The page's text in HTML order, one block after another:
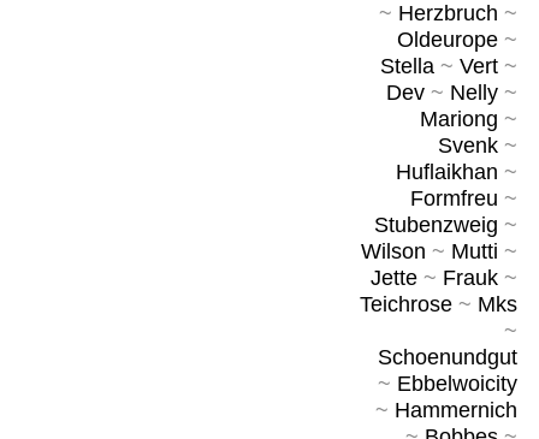
~ Herzbruch ~
Oldeurope~
Stella~ Vert~
Dev~ Nelly~
Mariong ~
Svenk~
Huflaikhan ~
Formfreu ~
Stubenzweig ~
Wilson ~ Mutti ~
Jette~ Frauk~
Teichrose~ Mks
~
Schoenundgut
~ Ebbelwoicity
~ Hammernich